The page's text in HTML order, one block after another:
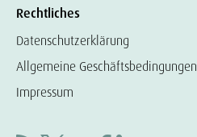
Rechtliches
Datenschutzerklärung
Allgemeine Geschäftsbedingungen
Impressum